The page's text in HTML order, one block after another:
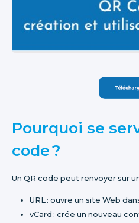
Pourquoi se
code ?
Un QR code peut renvoyer sur
URL : ouvre un site Web
vCard : crée un nouveau